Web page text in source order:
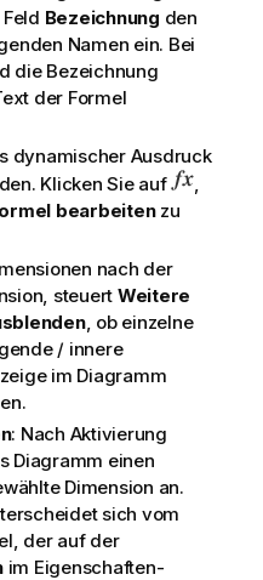
Bezeichnung den
Namen ein. Bei
die Bezeichnung
der Formel
dynamischer Ausdruck
Klicken Sie auf
bearbeitenzu
nach der
steuert Weitere
, ob einzelne
/ innere
im Diagramm
: Nach Aktivierung
Diagramm einen
Dimension an.
sich vom
der auf der
im Eigenschaften-